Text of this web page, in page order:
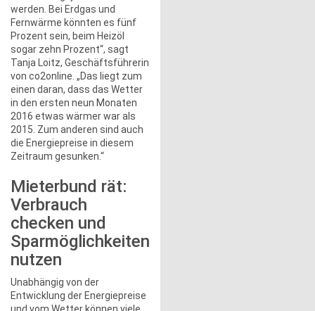
werden. Bei Erdgas und
Fernwärme könnten es fünf
Prozent sein, beim Heizöl
sogar zehn Prozent“, sagt
Tanja Loitz, Geschäftsführerin
von co2online. „Das liegt zum
einen daran, dass das Wetter
in den ersten neun Monaten
2016 etwas wärmer war als
2015. Zum anderen sind auch
die Energiepreise in diesem
Zeitraum gesunken.“
Mieterbund rät:
Verbrauch
checken und
Sparmöglichkeiten
nutzen
Unabhängig von der
Entwicklung der Energiepreise